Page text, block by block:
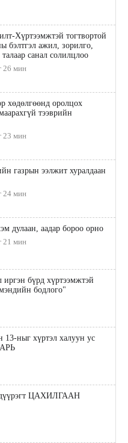
Хүртээмжтэй тогтвортой
бэлтгэл ажил, зорилго,
санал солилцлоо
26 мин
хөдөлгөөнд оролцох
тээврийн
23 мин
газрын ээлжит хуралдаан
24 мин
дулаан, аадар бороо орно
21 мин
иргэн бүрд хүртээмжтэй
бодлого"
13-ныг хүртэл халуун ус
ЦАХИЛГААН